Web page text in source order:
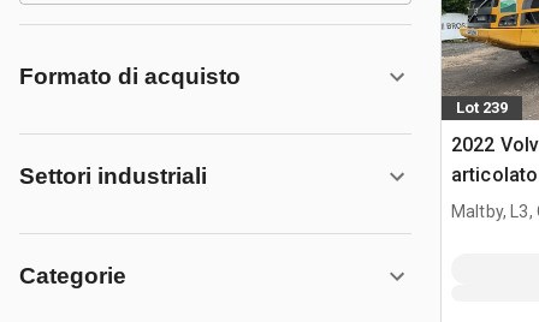
Formato di acquisto
Settori industriali
Categorie
Lot 239
2022
articolato
Maltby, L3,